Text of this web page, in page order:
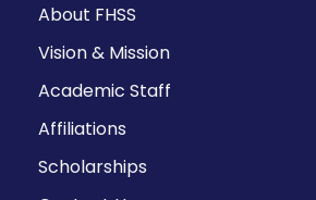
About FHSS
Vision & Mission
Academic Staff
Affiliations
Scholarships